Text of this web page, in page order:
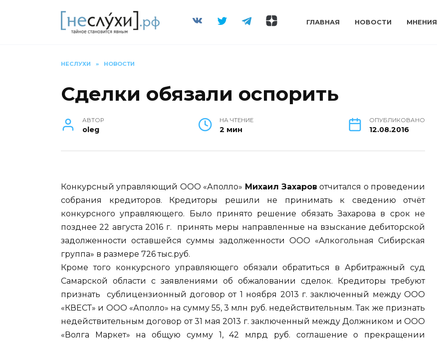
ГЛАВНАЯ НОВОСТИ МНЕНИЯ
НЕСЛУХИ » НОВОСТИ
Сделки обязали оспорить
АВТОР
oleg
НА ЧТЕНИЕ
2 мин
ОПУБЛИКОВАНО
12.08.2016
Конкурсный управляющий ООО «Аполло» Михаил Захаров отчитался о проведении
собрания кредиторов. Кредиторы решили не принимать к сведению отчёт
конкурсного управляющего. Было принято решение обязать Захарова в срок не
позднее 22 августа 2016 г. принять меры направленные на взыскание дебиторской
задолженности оставшейся суммы задолженности ООО «Алкогольная Сибирская
группа» в размере 726 тыс.руб.
Кроме того конкурсного управляющего обязали обратиться в Арбитражный суд
Самарской области с заявлениями об обжаловании сделок. Кредиторы требуют
признать сублицензионный договор от 1 ноября 2013 г. заключенный между ООО
«КВЕСТ» и ООО «Аполло» на сумму 55, 3 млн руб. недействительным. Так же признать
недействительным договор от 31 мая 2013 г. заключенный между Должником и ООО
«Волга Маркет» на общую сумму 1, 42 млрд руб. соглашение о прекращении